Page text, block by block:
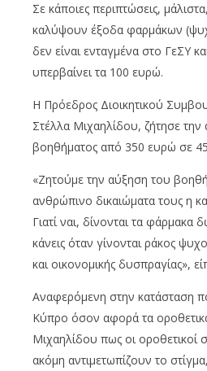
Σε κάποιες περιπτώσεις,
καλύψουν έξοδα φαρμάκων
δεν είναι ενταγμένα στο ΓεΣΥ
υπερβαίνει τα 100 ευρώ.
Η Πρόεδρος Διοικητικού
Στέλλα Μιχαηλίδου, ζήτησε
βοηθήματος από 350 ευρώ σε
«Ζητούμε την αύξηση του
ανθρώπινο δικαιώματα τους η
Γιατί ναι, δίνονται τα φάρμακα
κάνεις όταν γίνονται ράκος
και οικονομικής δυσπραγίας»,
Αναφερόμενη στην κατάσταση
Κύπρο όσον αφορά τα
Μιχαηλίδου πως οι
ακόμη αντιμετωπίζουν το